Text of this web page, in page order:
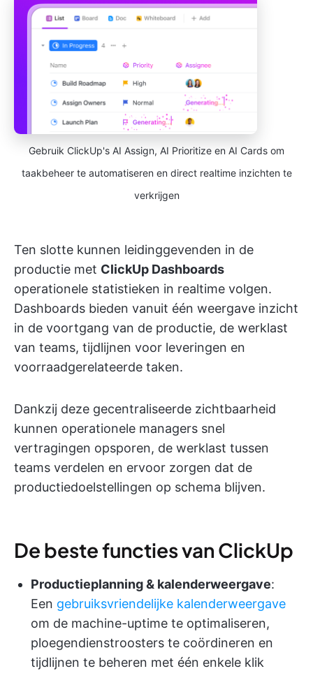
Gebruik ClickUp's AI Assign, AI Prioritize en AI Cards om
taakbeheer te automatiseren en direct realtime inzichten te
verkrijgen
Ten slotte kunnen leidinggevenden in de
productie met ClickUp Dashboards
operationele statistieken in realtime volgen.
Dashboards bieden vanuit één weergave inzicht
in de voortgang van de productie, de werklast
van teams, tijdlijnen voor leveringen en
voorraadgerelateerde taken.
Dankzij deze gecentraliseerde zichtbaarheid
kunnen operationele managers snel
vertragingen opsporen, de werklast tussen
teams verdelen en ervoor zorgen dat de
productiedoelstellingen op schema blijven.
De beste functies van ClickUp
Productieplanning & kalenderweergave:
Een gebruiksvriendelijke kalenderweergave
om de machine-uptime te optimaliseren,
ploegendienstroosters te coördineren en
tijdlijnen te beheren met één enkele klik